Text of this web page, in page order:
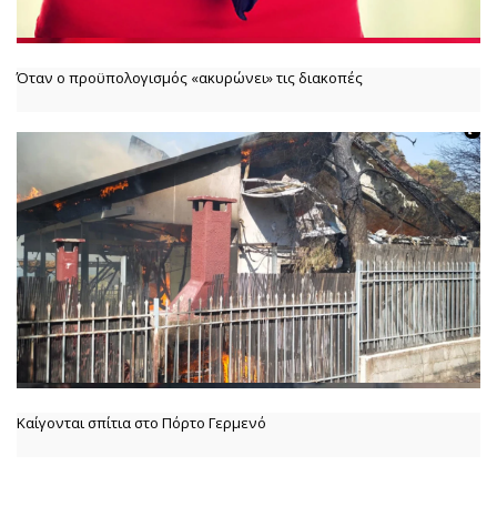
Όταν ο προϋπολογισμός «ακυρώνει» τις διακοπές
Καίγονται σπίτια στο Πόρτο Γερμενό